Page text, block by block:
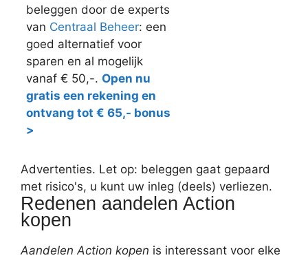
beleggen door de experts
van Centraal Beheer: een
goed alternatief voor
sparen en al mogelijk
vanaf € 50,-. Open nu
gratis een rekening en
ontvang tot € 65,- bonus
>
Advertenties. Let op: beleggen gaat gepaard
met risico's, u kunt uw inleg (deels) verliezen.
Redenen aandelen Action
kopen
Aandelen Action kopen is interessant voor elke